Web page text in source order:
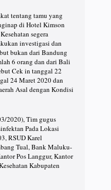
tentang tamu yang
di Hotel Kimson
segera
investigasi dan
bukan dari Bandung
6 orang dan dari Bali
Cek in tanggal 22
24 Maret 2020 dan
Asal dengan Kondisi
2020), Tim gugus
Pada Lokasi
RSUD Karel
Tual, Bank Maluku-
Pos Langgur, Kantor
Kabupaten